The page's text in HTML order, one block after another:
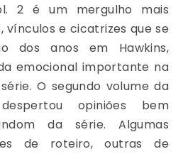
vínculos e cicatrizes que se
dos anos em Hawkins,
emocional importante na
O segundo volume da
opiniões bem
da série. Algumas
de roteiro, outras de